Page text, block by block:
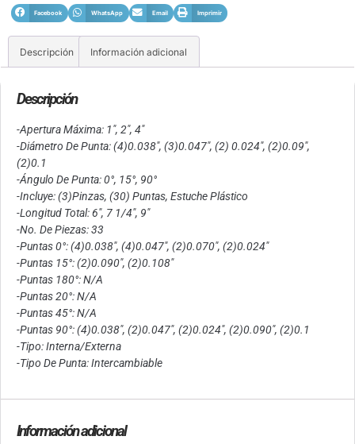
Facebook WhatsApp Email Imprimir
Descripción Información adicional
Descripción
-Apertura Máxima: 1″, 2″, 4″
-Diámetro De Punta: (4)0.038″, (3)0.047″, (2) 0.024″, (2)0.09″,
(2)0.1
-Ángulo De Punta: 0°, 15°, 90°
-Incluye: (3)Pinzas, (30) Puntas, Estuche Plástico
-Longitud Total: 6″, 7 1/4″, 9″
-No. De Piezas: 33
-Puntas 0°: (4)0.038″, (4)0.047″, (2)0.070″, (2)0.024″
-Puntas 15°: (2)0.090″, (2)0.108″
-Puntas 180°: N/A
-Puntas 20°: N/A
-Puntas 45°: N/A
-Puntas 90°: (4)0.038″, (2)0.047″, (2)0.024″, (2)0.090″, (2)0.1
-Tipo: Interna/Externa
-Tipo De Punta: Intercambiable
Información adicional